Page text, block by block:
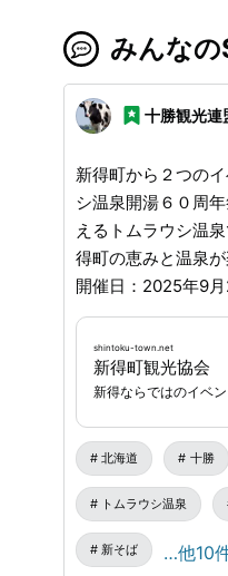
みんな
十勝観光連
新得町から２つのイベン
シ温泉開湯６０周年祭』 今年で開湯から６０
えるトムラウシ温
得町の恵みと温泉が
開催日：2025年9
無料：27・28日の２日間
日の１日間 12:00
東大雪荘 9/27、9/28の２日間は入浴料が無料、また28
日は「新得産野菜
ー牛の屋台や物販
ト」や露天ゲーム
イベントを開催し
で、秋のトムラウ
さい。 📌日帰り無料送迎（所要時間90分） 📍9/27 往
路：新得駅11：00
shintoku-town.net
新得町観光協会
新得ならではのイベ
北海道 十勝
トムラウシ温泉
新そば …他10